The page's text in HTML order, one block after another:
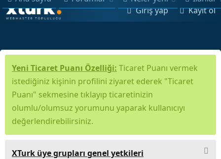
Giriş yap Kayıt ol
Yeni Ticaret Puanı Özelliği: Ticaret Puanı vermek
istediğiniz kişinin profilini ziyaret ederek "Ticaret
Puanı" sekmesine tıklayıp ticaretinizin
olumlu/olumsuz yorumunu yaparak kullanıcıyı
değerlendirebilirsiniz.
XTurk üye grupları genel yetkileri